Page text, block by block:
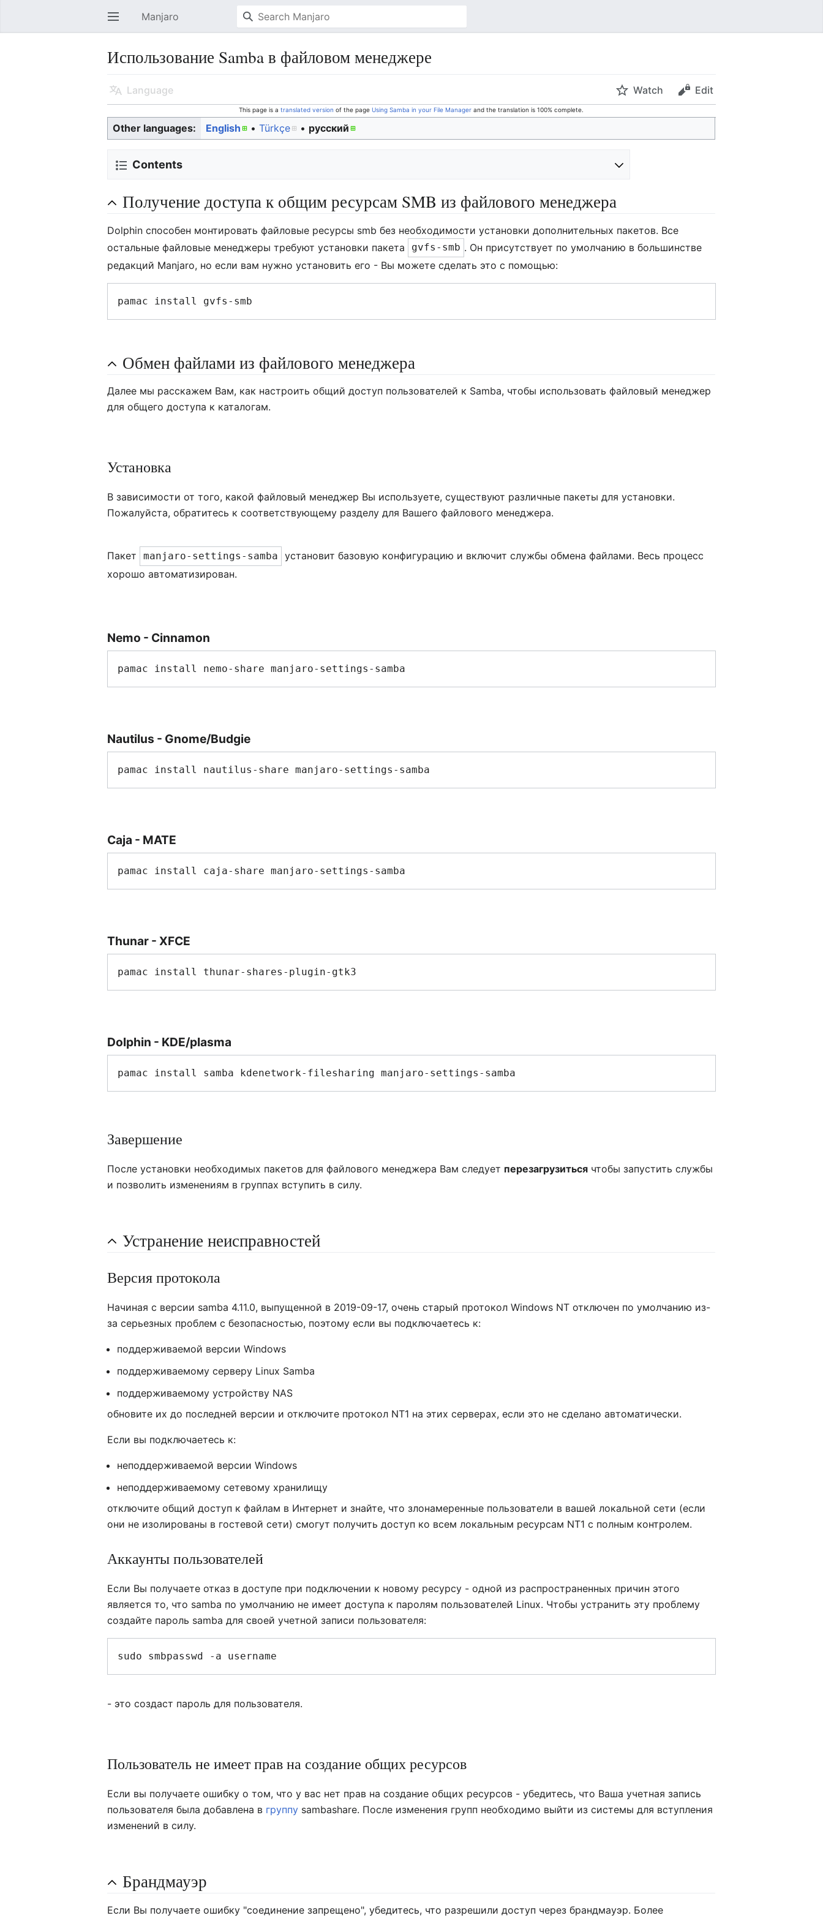
Open main menu Manjaro
Использование Samba в файловом менеджере
Language Watch Edit
This page is atranslated version of the pageUsing Samba in your File Manager and the translation is 100% complete.
Other languages: English • ‎Türkçe • ‎ русский
Contents
Получение доступа к общим ресурсам SMB из файлового менеджера
Dolphin способен монтировать файловые ресурсы smb без необходимости установки дополнительных пакетов. Все
остальные файловые менеджеры требуют установки пакета
gvfs-smb . Он присутствует по умолчанию в большинстве
редакций Manjaro, но если вам нужно установить его - Вы можете сделать это с помощью:
Обмен файлами из файлового менеджера
Далее мы расскажем Вам, как настроить общий доступ пользователей к Samba, чтобы использовать файловый менеджер
для общего доступа к каталогам.
Установка
В зависимости от того, какой файловый менеджер Вы используете, существуют различные пакеты для установки.
Пожалуйста, обратитесь к соответствующему разделу для Вашего файлового менеджера.
Пакет manjaro-settings-samba
установит базовую конфигурацию и включит службы обмена файлами. Весь процесс
хорошо автоматизирован.
Nemo - Cinnamon
Nautilus - Gnome/Budgie
Caja - MATE
Thunar - XFCE
Dolphin - KDE/plasma
Завершение
После установки необходимых пакетов для файлового менеджера Вам следует перезагрузиться чтобы запустить службы
и позволить изменениям в группах вступить в силу.
Устранение неисправностей
Версия протокола
Начиная с версии samba 4.11.0, выпущенной в 2019-09-17, очень старый протокол Windows NT отключен по умолчанию из-
за серьезных проблем с безопасностью, поэтому если вы подключаетесь к:
поддерживаемой версии Windows
поддерживаемому серверу Linux Samba
поддерживаемому устройству NAS
обновите их до последней версии и отключите протокол NT1 на этих серверах, если это не сделано автоматически.
Если вы подключаетесь к:
неподдерживаемой версии Windows
неподдерживаемому сетевому хранилищу
отключите общий доступ к файлам в Интернет и знайте, что злонамеренные пользователи в вашей локальной сети (если
они не изолированы в гостевой сети) смогут получить доступ ко всем локальным ресурсам NT1 с полным контролем.
Аккаунты пользователей
Если Вы получаете отказ в доступе при подключении к новому ресурсу - одной из распространенных причин этого
является то, что samba по умолчанию не имеет доступа к паролям пользователей Linux. Чтобы устранить эту проблему
создайте пароль samba для своей учетной записи пользователя:
- это создаст пароль для пользователя.
Пользователь не имеет прав на создание общих ресурсов
Если вы получаете ошибку о том, что у вас нет прав на создание общих ресурсов - убедитесь, что Ваша учетная запись
пользователя была добавлена в группу sambashare. После изменения групп необходимо выйти из системы для вступления
изменений в силу.
Брандмауэр
Если Вы получаете ошибку "соединение запрещено", убедитесь, что разрешили доступ через брандмауэр. Более